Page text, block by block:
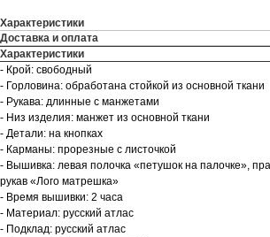
Характеристики
Доставка и оплата
Характеристики
- Крой: свободный
- Горловина: обработана стойкой из основной ткани
- Рукава: длинные с манжетами
- Низ изделия: манжет из основной ткани
- Детали: на кнопках
- Карманы: прорезные с листочкой
- Вышивка: левая полочка «петушок на палочке»,
рукав «Лого матрешка»
- Время вышивки: 2 часа
- Материал: русский атлас
- Подклад: русский атлас